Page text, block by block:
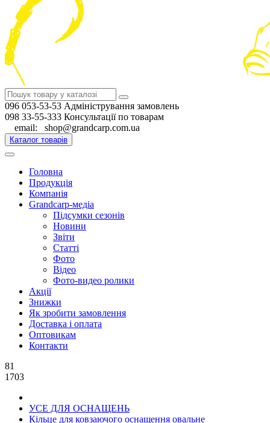
096 053-53-53 Адміністрування замовлень
098 33-55-333 Консультації по товарам
email: shop@grandcarp.com.ua
Каталог товарів
Головна
Продукція
Компанія
Grandcarp-медіа
Підсумки сезонів
Новини
Звіти
Статті
Фото
Відео
Фото-видео ролики
Акції
Знижки
Як зробити замовлення
Доставка і оплата
Оптовикам
Контакти
81
1703
УСЕ ДЛЯ ОСНАЩЕНЬ
Кільце для ковзаючого оснащення овальне